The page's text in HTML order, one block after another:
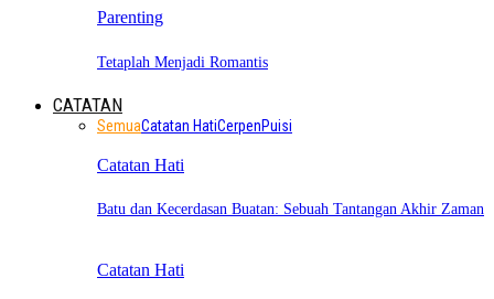
Parenting
Tetaplah Menjadi Romantis
CATATAN
SemuaCatatan HatiCerpenPuisi
Catatan Hati
Batu dan Kecerdasan Buatan: Sebuah Tantangan Akhir Zaman
Catatan Hati